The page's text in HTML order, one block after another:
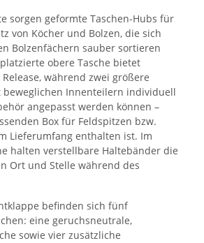
sorgen geformte Taschen-Hubs für
von Köcher und Bolzen, die sich
Bolzenfächern sauber sortieren
obere Tasche bietet
während zwei größere
beweglichen Innenteilern individuell
angepasst werden können –
Box für Feldspitzen bzw.
Lieferumfang enthalten ist. Im
halten verstellbare Haltebänder die
Ort und Stelle während des
befinden sich fünf
eine geruchsneutrale,
sowie vier zusätzliche